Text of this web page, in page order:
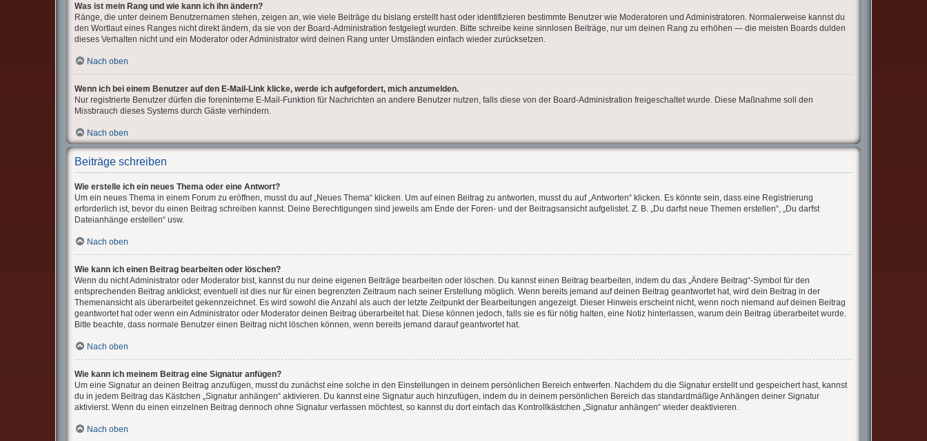
Was ist mein Rang und wie kann ich ihn ändern?
Ränge, die unter deinem Benutzernamen stehen, zeigen an, wie viele Beiträge du bislang erstellt hast oder identifizieren bestimmte Benutzer wie Moderatoren und Administratoren. Normalerweise kannst du
den Wortlaut eines Ranges nicht direkt ändern, da sie von der Board-Administration festgelegt wurden. Bitte schreibe keine sinnlosen Beiträge, nur um deinen Rang zu erhöhen — die meisten Boards dulden
dieses Verhalten nicht und ein Moderator oder Administrator wird deinen Rang unter Umständen einfach wieder zurücksetzen.
Nach oben
Wenn ich bei einem Benutzer auf den E-Mail-Link klicke, werde ich aufgefordert, mich anzumelden.
Nur registrierte Benutzer dürfen die foreninterne E-Mail-Funktion für Nachrichten an andere Benutzer nutzen, falls diese von der Board-Administration freigeschaltet wurde. Diese Maßnahme soll den
Missbrauch dieses Systems durch Gäste verhindern.
Nach oben
Beiträge schreiben
Wie erstelle ich ein neues Thema oder eine Antwort?
Um ein neues Thema in einem Forum zu eröffnen, musst du auf „Neues Thema“ klicken. Um auf einen Beitrag zu antworten, musst du auf „Antworten“ klicken. Es könnte sein, dass eine Registrierung
erforderlich ist, bevor du einen Beitrag schreiben kannst. Deine Berechtigungen sind jeweils am Ende der Foren- und der Beitragsansicht aufgelistet. Z. B. „Du darfst neue Themen erstellen“, „Du darfst
Dateianhänge erstellen“ usw.
Nach oben
Wie kann ich einen Beitrag bearbeiten oder löschen?
Wenn du nicht Administrator oder Moderator bist, kannst du nur deine eigenen Beiträge bearbeiten oder löschen. Du kannst einen Beitrag bearbeiten, indem du das „Ändere Beitrag“-Symbol für den
entsprechenden Beitrag anklickst; eventuell ist dies nur für einen begrenzten Zeitraum nach seiner Erstellung möglich. Wenn bereits jemand auf deinen Beitrag geantwortet hat, wird dein Beitrag in der
Themenansicht als überarbeitet gekennzeichnet. Es wird sowohl die Anzahl als auch der letzte Zeitpunkt der Bearbeitungen angezeigt. Dieser Hinweis erscheint nicht, wenn noch niemand auf deinen Beitrag
geantwortet hat oder wenn ein Administrator oder Moderator deinen Beitrag überarbeitet hat. Diese können jedoch, falls sie es für nötig halten, eine Notiz hinterlassen, warum dein Beitrag überarbeitet wurde.
Bitte beachte, dass normale Benutzer einen Beitrag nicht löschen können, wenn bereits jemand darauf geantwortet hat.
Nach oben
Wie kann ich meinem Beitrag eine Signatur anfügen?
Um eine Signatur an deinen Beitrag anzufügen, musst du zunächst eine solche in den Einstellungen in deinem persönlichen Bereich entwerfen. Nachdem du die Signatur erstellt und gespeichert hast, kannst
du in jedem Beitrag das Kästchen „Signatur anhängen“ aktivieren. Du kannst eine Signatur auch hinzufügen, indem du in deinem persönlichen Bereich das standardmäßige Anhängen deiner Signatur
aktivierst. Wenn du einen einzelnen Beitrag dennoch ohne Signatur verfassen möchtest, so kannst du dort einfach das Kontrollkästchen „Signatur anhängen“ wieder deaktivieren.
Nach oben